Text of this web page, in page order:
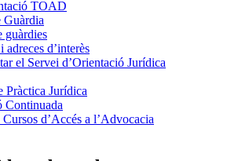
TOAD
Guàrdia
guàrdies
adreces d’interès
el Servei d’Orientació Jurídica
Pràctica Jurídica
Continuada
d’Accés a l’Advocacia